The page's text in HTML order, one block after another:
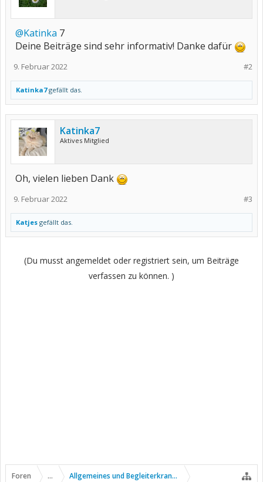
@Katinka 7
Deine Beiträge sind sehr informativ! Danke dafür
#2
9. Februar 2022
Katinka7gefällt das.
Katinka7
Aktives Mitglied
Oh, vielen lieben Dank
#3
9. Februar 2022
Katjes gefällt das.
(Du musst angemeldet oder registriert sein, um Beiträge
verfassen zu können. )
Foren ... Allgemeines und Begleiterkrankungen